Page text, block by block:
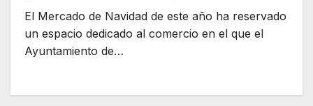
El Mercado de Navidad de este año ha reservado
un espacio dedicado al comercio en el que el
Ayuntamiento de…